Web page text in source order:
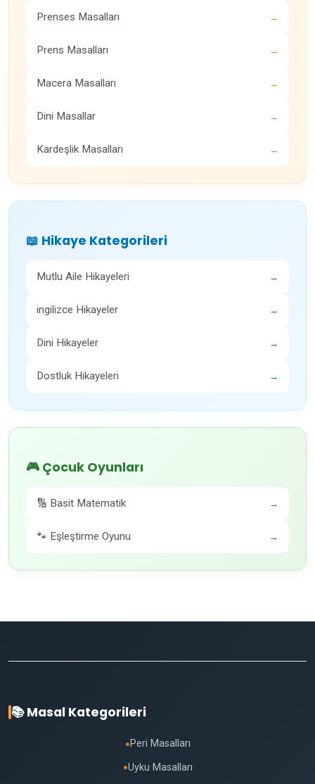
Prenses Masalları →
Prens Masalları →
Macera Masalları →
Dini Masallar →
Kardeşlik Masalları →
📖 Hikaye Kategorileri
Mutlu Aile Hikayeleri →
ingilizce Hikayeler →
Dini Hikayeler →
Dostluk Hikayeleri →
🎮 Çocuk Oyunları
🔢 Basit Matematik →
🐾 Eşleştirme Oyunu →
📚 Masal Kategorileri
● Peri Masalları
●Uyku Masalları